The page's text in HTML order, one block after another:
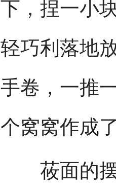
下，捏一小
轻巧利落地
手卷，一推
个窝窝作成
莜面的摆